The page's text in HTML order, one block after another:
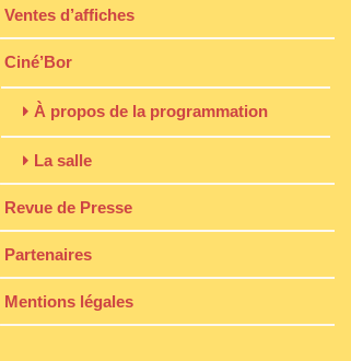
Ventes d’affiches
Ciné’Bor
À propos de la programmation
La salle
Revue de Presse
Partenaires
Mentions légales